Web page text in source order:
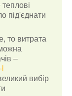
теплові
під'єднати
то витрата
–
вибір